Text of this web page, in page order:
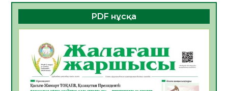
БАСТАР ЖОЛ
10.08.2026
18
ҚҰРЫЛТАЙ САЙЛАУЫ – АЗАМАТТЫҚ
БЕЛСЕНДІЛІКТІҢ МАҢЫЗДЫ КӨРІНІСІ
PDF нұсқа